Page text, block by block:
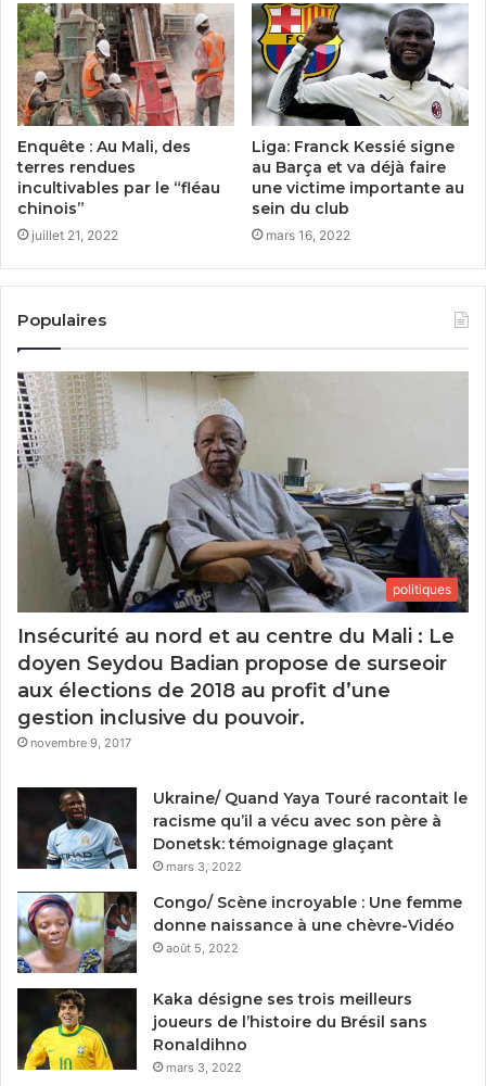
Enquête : Au Mali, des
terres rendues
incultivables par le “fléau
chinois”
juillet 21, 2022
Liga: Franck Kessié signe
au Barça et va déjà faire
une victime importante au
sein du club
mars 16, 2022
Populaires
politiques
Insécurité au nord et au centre du Mali : Le
doyen Seydou Badian propose de surseoir
aux élections de 2018 au profit d’une
gestion inclusive du pouvoir.
novembre 9, 2017
Ukraine/ Quand Yaya Touré racontait le
racisme qu’il a vécu avec son père à
Donetsk: témoignage glaçant
mars 3, 2022
Congo/ Scène incroyable : Une femme
donne naissance à une chèvre-Vidéo
août 5, 2022
Kaka désigne ses trois meilleurs
joueurs de l’histoire du Brésil sans
Ronaldihno
mars 3, 2022